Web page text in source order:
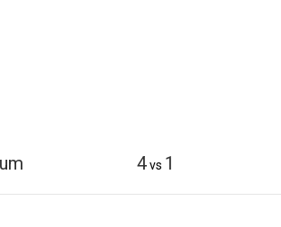
4vs 1